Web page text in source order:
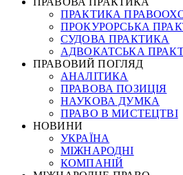
ПРАКТИКА
ПРОКУРОРСЬКА
СУДОВА ПРАКТИКА
АДВОКАТСЬКА
ПРАВОВИЙ ПОГЛЯД
АНАЛІТИКА
ПРАВОВА ПОЗИЦІЯ
НАУКОВА ДУМКА
ПРАВО В МИСТЕЦТВІ
НОВИНИ
УКРАЇНА
МІЖНАРОДНІ
КОМПАНІЙ